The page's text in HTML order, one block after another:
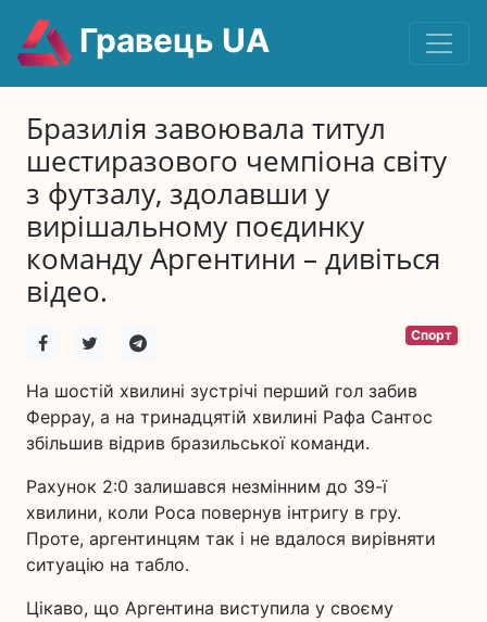
Гравець UA
Бразилія завоювала титул
шестиразового чемпіона світу
з футзалу, здолавши у
вирішальному поєдинку
команду Аргентини – дивіться
відео.
Спорт
На шостій хвилині зустрічі перший гол забив
Феррау, а на тринадцятій хвилині Рафа Сантос
збільшив відрив бразильської команди.
Рахунок 2:0 залишався незмінним до 39-ї
хвилини, коли Роса повернув інтригу в гру.
Проте, аргентинцям так і не вдалося вирівняти
ситуацію на табло.
Цікаво, що Аргентина виступила у своєму